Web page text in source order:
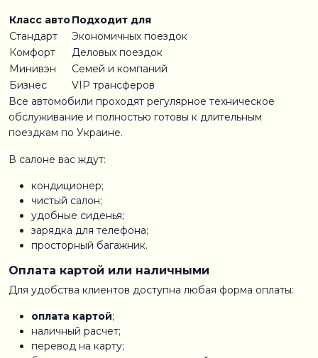
Класс автоПодходит для
Стандарт
Экономичных поездок
Комфорт
Деловых поездок
Минивэн
Семей и компаний
Бизнес
VIP трансферов
Все автомобили проходят регулярное техническое
обслуживание и полностью готовы к длительным
поездкам по Украине.
В салоне вас ждут:
кондиционер;
чистый салон;
удобные сиденья;
зарядка для телефона;
просторный багажник.
Оплата картой или наличными
Для удобства клиентов доступна любая форма оплаты:
оплата картой;
наличный расчет;
перевод на карту;